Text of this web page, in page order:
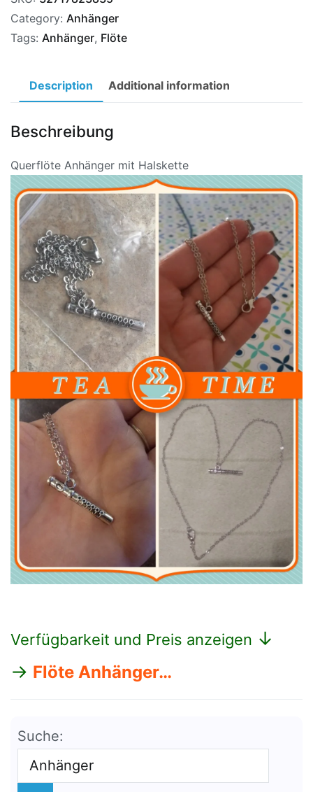
Category: Anhänger
Tags: Anhänger, Flöte
Description Additional information
Beschreibung
Querflöte Anhänger mit Halskette
Verfügbarkeit und Preis anzeigen ↓
→ Flöte Anhänger…
Suche: